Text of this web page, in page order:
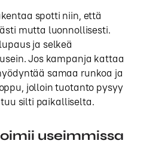
spotti niin, että
mutta luonnollisesti.
ja selkeä
Jos kampanja kattaa
samaa runkoa ja
jolloin tuotanto pysyy
silti paikalliselta.
useimmissa